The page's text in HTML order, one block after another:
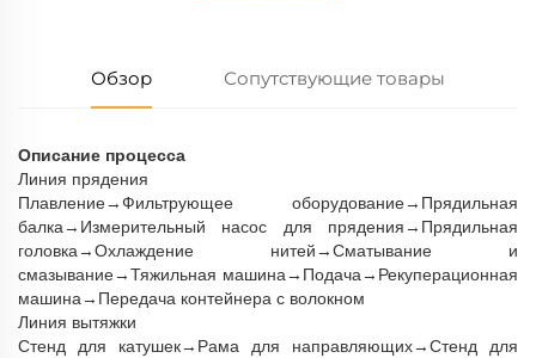
Обзор Сопутствующие товары
Описание процесса
Линия прядения
Плавление→Фильтрующее оборудование→Прядильная
балка→Измерительный насос для прядения→Прядильная
головка→Охлаждение нитей→Сматывание и
смазывание→Тяжильная машина→Подача→Рекуперационная
машина→Передача контейнера с волокном
Линия вытяжки
Стенд для катушек→Рама для направляющих→Стенд для